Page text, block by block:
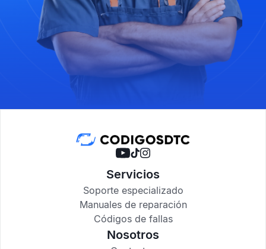
Servicios
Soporte especializado
Manuales de reparación
Códigos de fallas
Nosotros